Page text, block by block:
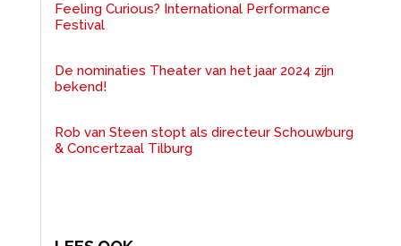
Feeling Curious? International Performance
Festival
De nominaties Theater van het jaar 2024 zijn
bekend!
Rob van Steen stopt als directeur Schouwburg
& Concertzaal Tilburg